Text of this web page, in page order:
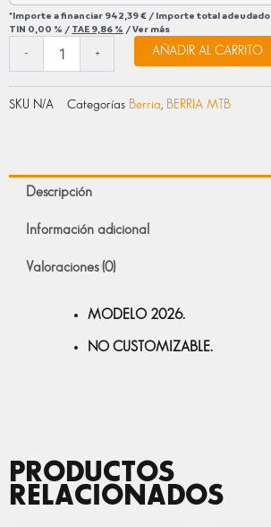
*Importe a financiar 942,39 € / Importe total adeudado
TIN 0,00 % / TAE 9,86 % /Ver más
- + AÑADIR AL CARRITO
SKU N/A Categorías Berria BERRIA MTB
Descripción
Información adicional
Valoraciones (0)
MODELO 2026.
NO CUSTOMIZABLE.
PRODUCTOS
RELACIONADOS